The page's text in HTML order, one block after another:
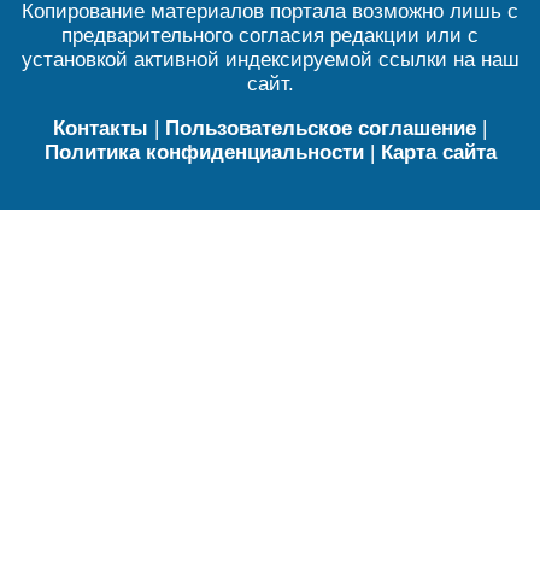
Копирование материалов портала возможно лишь с
предварительного согласия редакции или с
установкой активной индексируемой ссылки на наш
сайт.
Контакты | Пользовательское соглашение |
Политика конфиденциальности| Карта сайта